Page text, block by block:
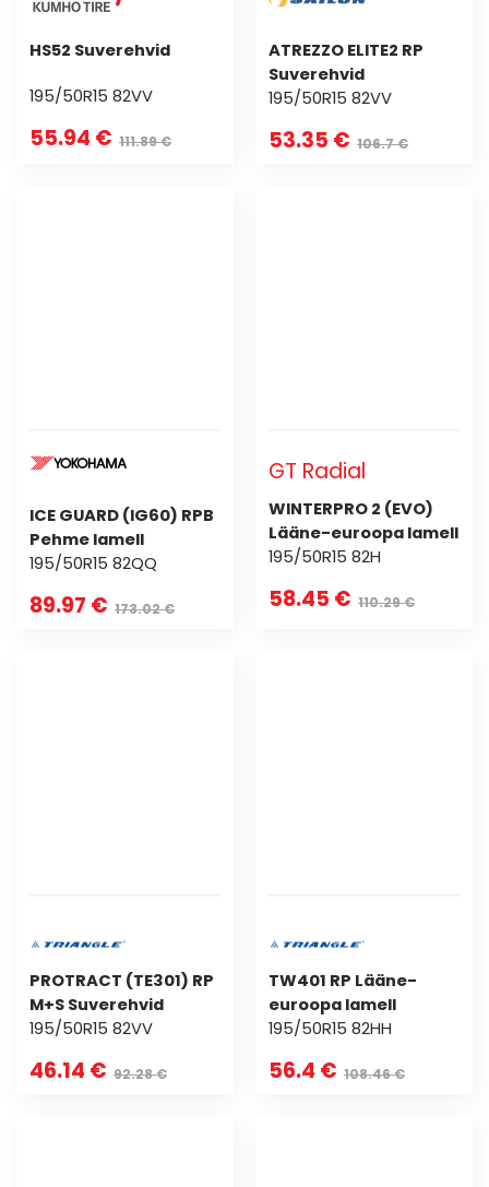
HS52 Suverehvid
195/50R15 82VV
55.94 € 111.89 €
ATREZZO ELITE2 RP
Suverehvid
195/50R15 82VV
53.35 € 106.7 €
ICE GUARD (IG60) RPB
Pehme lamell
195/50R15 82QQ
89.97 € 173.02 €
GT Radial
WINTERPRO 2 (EVO)
Lääne-euroopa lamell
195/50R15 82H
58.45 € 110.29 €
PROTRACT (TE301) RP
M+S Suverehvid
195/50R15 82VV
46.14 € 92.28 €
TW401 RP Lääne-
euroopa lamell
195/50R15 82HH
56.4 € 108.46 €